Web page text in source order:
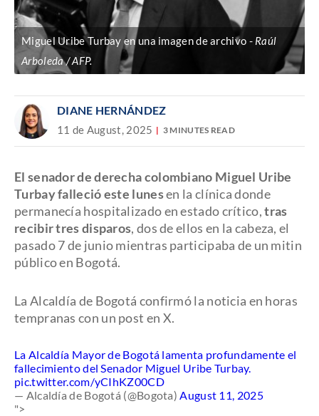
Miguel Uribe Turbay en una imagen de archivo
Raúl
Arboleda / AFP.
DIANE HERNÁNDEZ
11 de August, 2025 3 MINUTES READ
El senador de derecha colombiano Miguel Uribe
Turbay falleció este lunesen la clínica donde
permanecía hospitalizado en estado crítico,tras
recibir tres disparos, dos de ellos en la cabeza, el
pasado 7 de junio mientras participaba de un mitin
público en Bogotá.
La Alcaldía de Bogotá confirmó la noticia en horas
tempranas con un post en X.
La Alcaldía Mayor de Bogotá lamenta profundamente el
fallecimiento del Senador Miguel Uribe Turbay.
pic.twitter.com/yCIhKZ00CD
— Alcaldía de Bogotá (@Bogota)August 11, 2025
">